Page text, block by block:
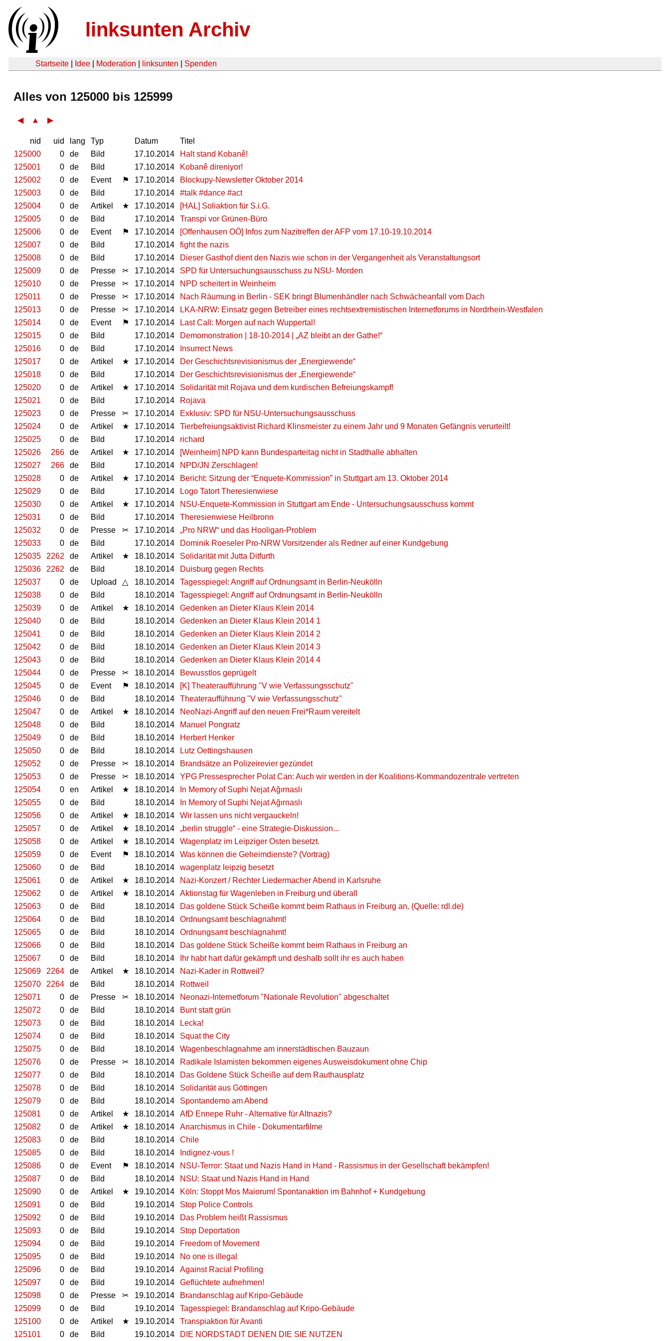
linksunten Archiv
Startseite Idee Moderation linksunten Spenden
Alles von 125000 bis 125999
◀ ▲ ▶
nid uid lang Typ Datum
Titel
125000
0 de Bild 17.10.2014
Halt stand Kobanê!
125001
0 de Bild 17.10.2014
Kobanê direniyor!
125002
0 de Event ⚑ 17.10.2014
Blockupy-Newsletter Oktober 2014
125003
0 de Bild 17.10.2014
#talk #dance #act
125004
0 de Artikel ★ 17.10.2014
[HAL] Soliaktion für S.i.G.
125005
0 de Bild 17.10.2014
Transpi vor Grünen-Büro
125006
0 de Event ⚑ 17.10.2014
[Offenhausen OÖ] Infos zum Nazitreffen der AFP vom 17.10-19.10.2014
125007
0 de Bild 17.10.2014
fight the nazis
125008
0 de Bild 17.10.2014
Dieser Gasthof dient den Nazis wie schon in der Vergangenheit als Veranstaltungsort
125009
0 de Presse ✂ 17.10.2014
SPD für Untersuchungsausschuss zu NSU- Morden
125010
0 de Presse ✂ 17.10.2014
NPD scheitert in Weinheim
125011
0 de Presse ✂ 17.10.2014
Nach Räumung in Berlin - SEK bringt Blumenhändler nach Schwächeanfall vom Dach
125013
0 de Presse ✂ 17.10.2014
LKA-NRW: Einsatz gegen Betreiber eines rechtsextremistischen Internetforums in Nordrhein-Westfalen
125014
0 de Event ⚑ 17.10.2014
Last Call: Morgen auf nach Wuppertal!
125015
0 de Bild 17.10.2014
Demomonstration | 18-10-2014 | „AZ bleibt an der Gathe!“
125016
0 de Bild 17.10.2014
Insurrect News
125017
0 de Artikel ★ 17.10.2014
Der Geschichtsrevisionismus der „Energiewende“
125018
0 de Bild 17.10.2014
Der Geschichtsrevisionismus der „Energiewende“
125020
0 de Artikel ★ 17.10.2014
Solidarität mit Rojava und dem kurdischen Befreiungskampf!
125021
0 de Bild 17.10.2014
Rojava
125023
0 de Presse ✂ 17.10.2014
Exklusiv: SPD für NSU-Untersuchungsausschuss
125024
0 de Artikel ★ 17.10.2014
Tierbefreiungsaktivist Richard Klinsmeister zu einem Jahr und 9 Monaten Gefängnis verurteilt!
125025
0 de Bild 17.10.2014
richard
125026
266 de Artikel ★ 17.10.2014
[Weinheim] NPD kann Bundesparteitag nicht in Stadthalle abhalten
125027
266 de Bild 17.10.2014
NPD/JN Zerschlagen!
125028
0 de Artikel ★ 17.10.2014
Bericht: Sitzung der “Enquete-Kommission” in Stuttgart am 13. Oktober 2014
125029
0 de Bild 17.10.2014
Logo Tatort Theresienwiese
125030
0 de Artikel ★ 17.10.2014
NSU-Enquete-Kommission in Stuttgart am Ende - Untersuchungsausschuss kommt
125031
0 de Bild 17.10.2014
Theresienwiese Heilbronn
125032
0 de Presse ✂ 17.10.2014
„Pro NRW“ und das Hooligan-Problem
125033
0 de Bild 17.10.2014
Dominik Roeseler Pro-NRW Vorsitzender als Redner auf einer Kundgebung
125035
2262 de Artikel ★ 18.10.2014
Solidarität mit Jutta Ditfurth
125036
2262 de Bild 18.10.2014
Duisburg gegen Rechts
125037
0 de Upload △ 18.10.2014
Tagesspiegel: Angriff auf Ordnungsamt in Berlin-Neukölln
125038
0 de Bild 18.10.2014
Tagesspiegel: Angriff auf Ordnungsamt in Berlin-Neukölln
125039
0 de Artikel ★ 18.10.2014
Gedenken an Dieter Klaus Klein 2014
125040
0 de Bild 18.10.2014
Gedenken an Dieter Klaus Klein 2014 1
125041
0 de Bild 18.10.2014
Gedenken an Dieter Klaus Klein 2014 2
125042
0 de Bild 18.10.2014
Gedenken an Dieter Klaus Klein 2014 3
125043
0 de Bild 18.10.2014
Gedenken an Dieter Klaus Klein 2014 4
125044
0 de Presse ✂ 18.10.2014
Bewusstlos geprügelt
125045
0 de Event ⚑ 18.10.2014
[K] Theateraufführung "V wie Verfassungsschutz"
125046
0 de Bild 18.10.2014
Theateraufführung "V wie Verfassungsschutz"
125047
0 de Artikel ★ 18.10.2014
NeoNazi-Angriff auf den neuen Frei*Raum vereitelt
125048
0 de Bild 18.10.2014
Manuel Pongratz
125049
0 de Bild 18.10.2014
Herbert Henker
125050
0 de Bild 18.10.2014
Lutz Oettingshausen
125052
0 de Presse ✂ 18.10.2014
Brandsätze an Polizeirevier gezündet
125053
0 de Presse ✂ 18.10.2014
YPG Pressesprecher Polat Can: Auch wir werden in der Koalitions-Kommandozentrale vertreten
125054
0 en Artikel ★ 18.10.2014
In Memory of Suphi Nejat Ağırnaslı
125055
0 de Bild 18.10.2014
In Memory of Suphi Nejat Ağırnaslı
125056
0 de Artikel ★ 18.10.2014
Wir lassen uns nicht vergauckeln!
125057
0 de Artikel ★ 18.10.2014
„berlin struggle“ - eine Strategie-Diskussion...
125058
0 de Artikel ★ 18.10.2014
Wagenplatz im Leipziger Osten besetzt.
125059
0 de Event ⚑ 18.10.2014
Was können die Geheimdienste? (Vortrag)
125060
0 de Bild 18.10.2014
wagenplatz leipzig besetzt
125061
0 de Artikel ★ 18.10.2014
Nazi-Konzert / Rechter Liedermacher Abend in Karlsruhe
125062
0 de Artikel ★ 18.10.2014
Aktionstag für Wagenleben in Freiburg und überall
125063
0 de Bild 18.10.2014
Das goldene Stück Scheiße kommt beim Rathaus in Freiburg an. (Quelle: rdl.de)
125064
0 de Bild 18.10.2014
Ordnungsamt beschlagnahmt!
125065
0 de Bild 18.10.2014
Ordnungsamt beschlagnahmt!
125066
0 de Bild 18.10.2014
Das goldene Stück Scheiße kommt beim Rathaus in Freiburg an
125067
0 de Bild 18.10.2014
Ihr habt hart dafür gekämpft und deshalb sollt ihr es auch haben
125069
2264 de Artikel ★ 18.10.2014
Nazi-Kader in Rottweil?
125070
2264 de Bild 18.10.2014
Rottweil
125071
0 de Presse ✂ 18.10.2014
Neonazi-Internetforum "Nationale Revolution" abgeschaltet
125072
0 de Bild 18.10.2014
Bunt statt grün
125073
0 de Bild 18.10.2014
Lecka!
125074
0 de Bild 18.10.2014
Squat the City
125075
0 de Bild 18.10.2014
Wagenbeschlagnahme am innerstädtischen Bauzaun
125076
0 de Presse ✂ 18.10.2014
Radikale Islamisten bekommen eigenes Ausweisdokument ohne Chip
125077
0 de Bild 18.10.2014
Das Goldene Stück Scheiße auf dem Rauthausplatz
125078
0 de Bild 18.10.2014
Solidarität aus Göttingen
125079
0 de Bild 18.10.2014
Spontandemo am Abend
125081
0 de Artikel ★ 18.10.2014
AfD Ennepe Ruhr - Alternative für Altnazis?
125082
0 de Artikel ★ 18.10.2014
Anarchismus in Chile - Dokumentarfilme
125083
0 de Bild 18.10.2014
Chile
125085
0 de Bild 18.10.2014
Indignez-vous !
125086
0 de Event ⚑ 18.10.2014
NSU-Terror: Staat und Nazis Hand in Hand - Rassismus in der Gesellschaft bekämpfen!
125087
0 de Bild 18.10.2014
NSU: Staat und Nazis Hand in Hand
125090
0 de Artikel ★ 19.10.2014
Köln: Stoppt Mos Maiorum! Spontanaktion im Bahnhof + Kundgebung
125091
0 de Bild 19.10.2014
Stop Police Controls
125092
0 de Bild 19.10.2014
Das Problem heißt Rassismus
125093
0 de Bild 19.10.2014
Stop Deportation
125094
0 de Bild 19.10.2014
Freedom of Movement
125095
0 de Bild 19.10.2014
No one is illegal
125096
0 de Bild 19.10.2014
Against Racial Profiling
125097
0 de Bild 19.10.2014
Geflüchtete aufnehmen!
125098
0 de Presse ✂ 19.10.2014
Brandanschlag auf Kripo-Gebäude
125099
0 de Bild 19.10.2014
Tagesspiegel: Brandanschlag auf Kripo-Gebäude
125100
0 de Artikel ★ 19.10.2014
Transpiaktion für Avanti
125101
0 de Bild 19.10.2014
DIE NORDSTADT DENEN DIE SIE NUTZEN